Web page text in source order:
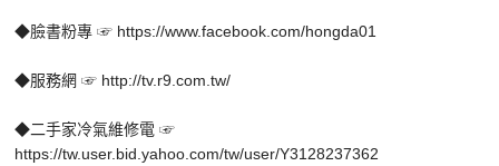
◆臉書粉專 ☞ https://www.facebook.com/hongda01
◆服務網 ☞ http://tv.r9.com.tw/
◆二手家冷氣維修電 ☞
https://tw.user.bid.yahoo.com/tw/user/Y3128237362